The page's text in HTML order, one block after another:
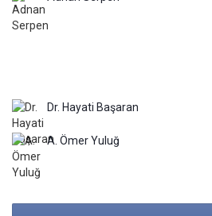
Dr. Hayati Başaran
A. Ömer Yuluğ